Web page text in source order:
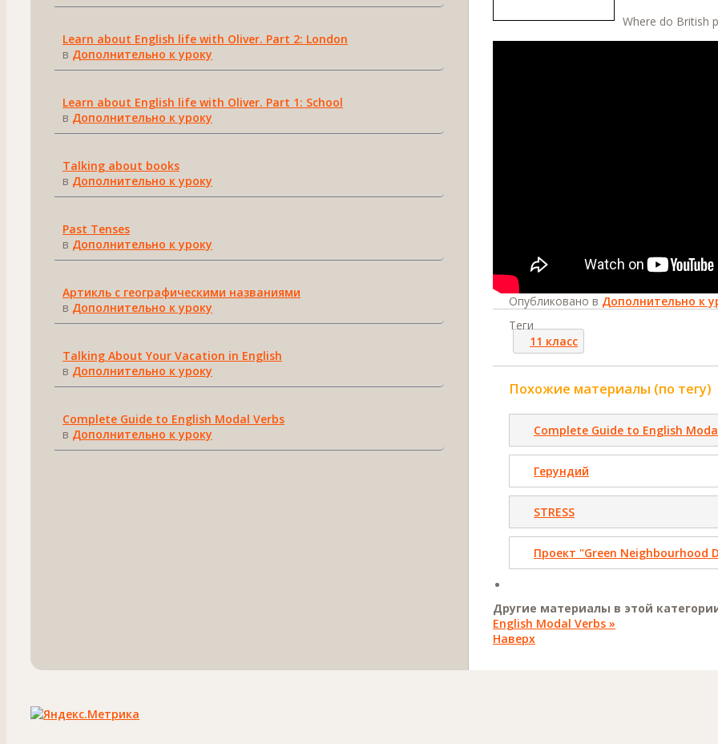
Learn about English life with Oliver. Part 2: London
в Дополнительно к уроку
Learn about English life with Oliver. Part 1: School
в Дополнительно к уроку
Talking about books
в Дополнительно к уроку
Past Tenses
в Дополнительно к уроку
Артикль с географическими названиями
в Дополнительно к уроку
Talking About Your Vacation in English
в Дополнительно к уроку
Complete Guide to English Modal Verbs
в Дополнительно к уроку
Where do British
Опубликовано в Дополнительно к
Теги
11 класс
Похожие материалы (по тегу)
Complete Guide to English
Герундий
STRESS
Проект "Green Neighbourhood
Другие материалы в этой
English Modal Verbs »
Наверх